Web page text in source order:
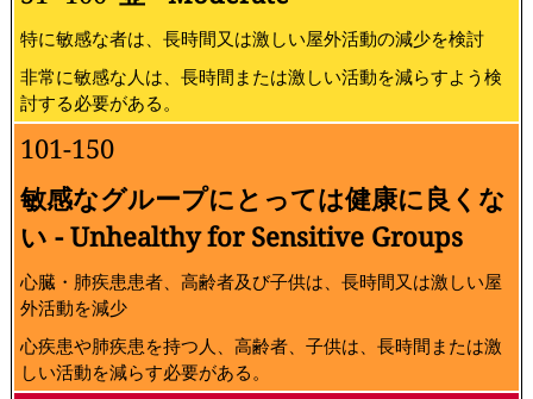
特に敏感な者は、長時間又は激しい屋外活動の減少を検討
非常に敏感な人は、長時間または激しい活動を減らすよう検
討する必要がある。
101-150
敏感なグループにとっては健康に良くな
い - Unhealthy for Sensitive Groups
心臓・肺疾患患者、高齢者及び子供は、長時間又は激しい屋
外活動を減少
心疾患や肺疾患を持つ人、高齢者、子供は、長時間または激
しい活動を減らす必要がある。